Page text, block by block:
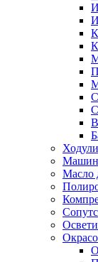
Масло